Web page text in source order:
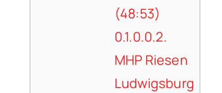
(48:53)
0.1.0.0.2.
MHP Riesen
Ludwigsburg